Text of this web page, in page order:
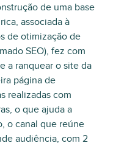
de uma base
associada à
de otimização de
SEO), fez com
a ranquear o site da
página de
realizadas com
o que ajuda a
o canal que reúne
audiência, com 2